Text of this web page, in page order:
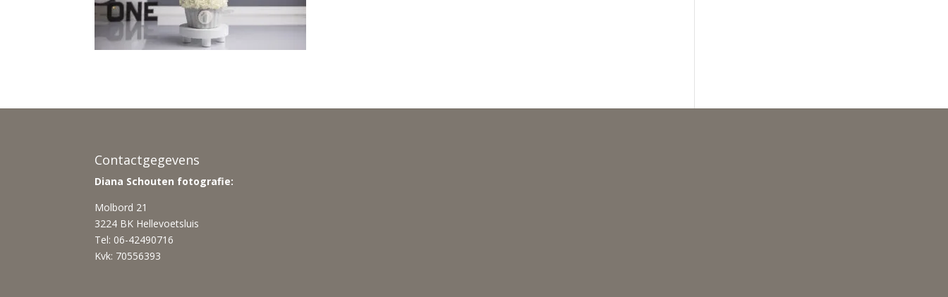
Contactgegevens
Diana Schouten fotografie:
Molbord 21
3224 BK Hellevoetsluis
Tel: 06-42490716
Kvk: 70556393